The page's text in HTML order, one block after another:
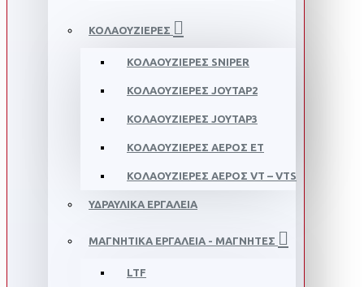
ΚΟΛΑΟΥΖΙΕΡΕΣ
ΚΟΛΑΟΥΖΙΕΡΕΣ SNIPER
ΚΟΛΑΟΥΖΙΕΡΕΣ JOYTAP2
ΚΟΛΑΟΥΖΙΕΡΕΣ JOYTAP3
ΚΟΛΑΟΥΖΙΕΡΕΣ ΑΕΡΟΣ ΕΤ
ΚΟΛΑΟΥΖΙΕΡΕΣ ΑΕΡΟΣ VT – VTS
ΥΔΡΑΥΛΙΚΑ ΕΡΓΑΛΕΙΑ
ΜΑΓΝΗΤΙΚΑ ΕΡΓΑΛΕΙΑ - ΜΑΓΝΗΤΕΣ
LTF